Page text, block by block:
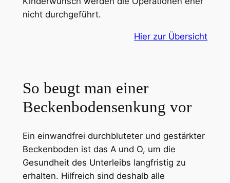
nicht durchgeführt.
Hier zur Übersicht
So beugt man einer
Beckenbodensenkung vor
Ein einwandfrei durchbluteter und gestärkter
Beckenboden ist das A und O, um die
Gesundheit des Unterleibs langfristig zu
erhalten. Hilfreich sind deshalb alle